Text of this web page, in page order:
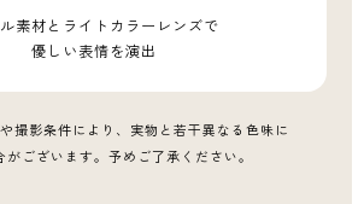
素材と ライトカラーレンズで
優しい表情を演出
撮影条件により、実物と若干異なる色味に
がございます。予めご了承ください。